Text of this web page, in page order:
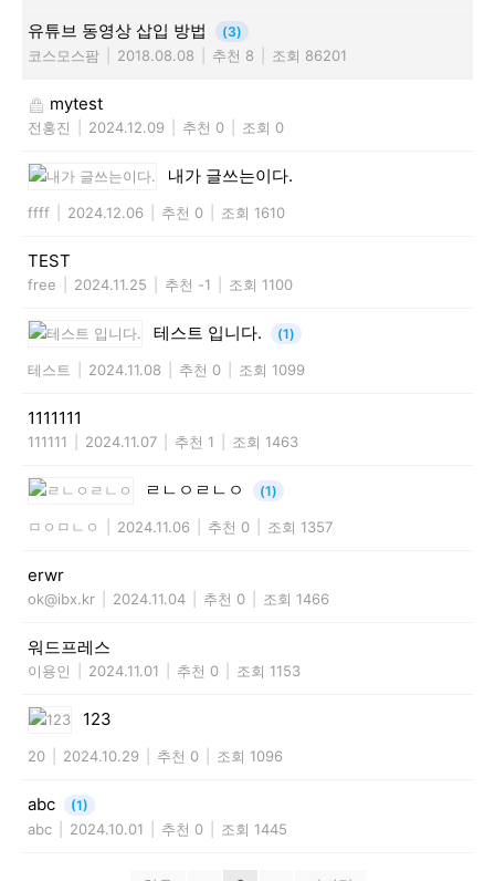
유튜브 동영상 삽입 방법 (3)
코스모스팜 2018.08.08 추천 8 조회 86201
mytest
전홍진 2024.12.09 추천 0 조회 0
내가 글쓰는이다.
ffff 2024.12.06 추천 0 조회 1610
TEST
free 2024.11.25 추천 -1 조회 1100
테스트 입니다. (1)
테스트 2024.11.08 추천 0 조회 1099
1111111
111111 2024.11.07 추천 1 조회 1463
ㄹㄴㅇㄹㄴㅇ (1)
ㅁㅇㅁㄴㅇ 2024.11.06 추천 0 조회 1357
erwr
ok@ibx.kr 2024.11.04 추천 0 조회 1466
워드프레스
이용인 2024.11.01 추천 0 조회 1153
123
20 2024.10.29 추천 0 조회 1096
abc (1)
abc 2024.10.01 추천 0 조회 1445